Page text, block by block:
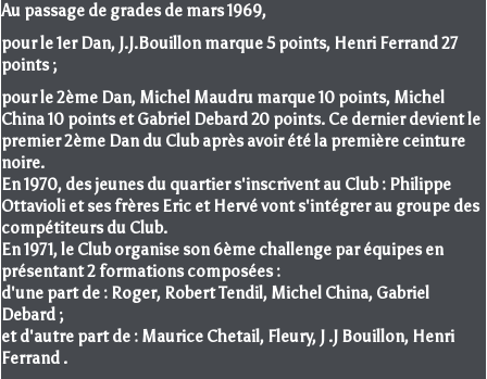
Au passage de grades de mars 1969,
pour le 1er Dan, J.J.Bouillon marque 5 points, Henri Ferrand 27
points ;
pour le 2ème Dan, Michel Maudru marque 10 points, Michel
China 10 points et Gabriel Debard 20 points. Ce dernier devient le
premier 2ème Dan du Club après avoir été la première ceinture
noire.
En 1970, des jeunes du quartier s'inscrivent au Club : Philippe
Ottavioli et ses frères Eric et Hervé vont s'intégrer au groupe des
compétiteurs du Club.
En 1971, le Club organise son 6ème challenge par équipes en
présentant 2 formations composées :
d'une part de : Roger, Robert Tendil, Michel China, Gabriel
Debard ;
et d'autre part de : Maurice Chetail, Fleury, J .J Bouillon, Henri
Ferrand .